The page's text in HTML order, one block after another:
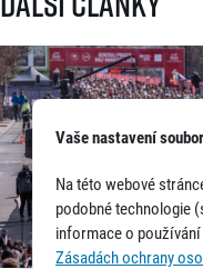
Vaše nastavení
Na této webové
podobné technologie
informace o
Zásadách ochrany